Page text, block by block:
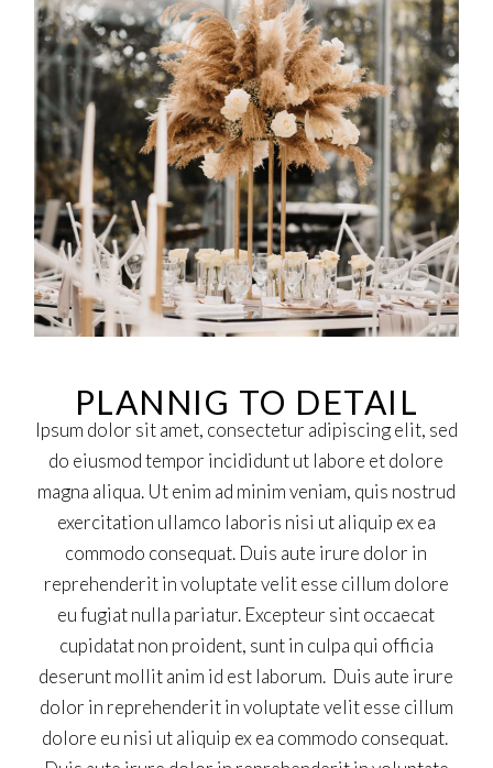
PLANNIG TO DETAIL
Ipsum dolor sit amet, consectetur adipiscing elit, sed
do eiusmod tempor incididunt ut labore et dolore
magna aliqua. Ut enim ad minim veniam, quis nostrud
exercitation ullamco laboris nisi ut aliquip ex ea
commodo consequat. Duis aute irure dolor in
reprehenderit in voluptate velit esse cillum dolore
eu fugiat nulla pariatur. Excepteur sint occaecat
cupidatat non proident, sunt in culpa qui officia
deserunt mollit anim id est laborum. Duis aute irure
dolor in reprehenderit in voluptate velit esse cillum
dolore eu nisi ut aliquip ex ea commodo consequat.